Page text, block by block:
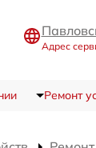
Адрес
Ремонт